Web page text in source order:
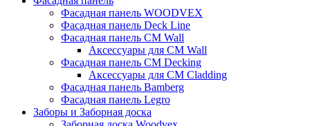
Фасадная панель WOODVEX
Фасадная панель Deck Line
Фасадная панель CM Wall
Аксессуары для CM Wall
Фасадная панель CM Decking
Аксессуары для CM Cladding
Фасадная панель Bamberg
Фасадная панель Legro
Заборы и Заборная доска